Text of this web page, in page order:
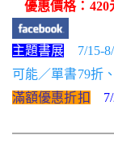
優惠價格：420
主題書展
7/15-
可能／單書79折
滿額優惠折扣